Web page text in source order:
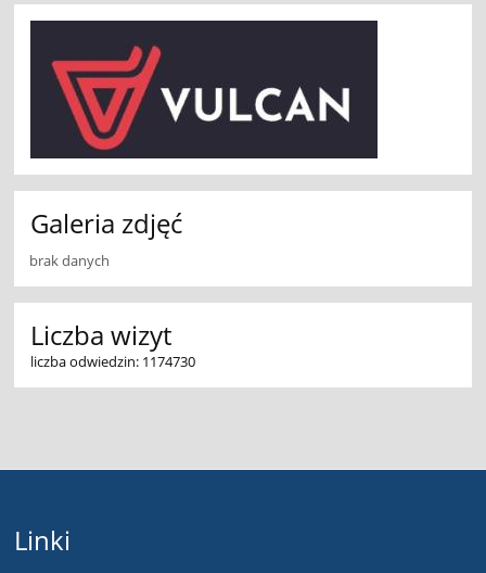
Galeria zdjęć
brak danych
Liczba wizyt
liczba odwiedzin: 1174730
Linki